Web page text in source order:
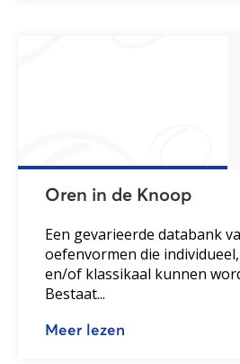
Oren in de Knoop
Een gevarieerde databank
oefenvormen die
en/of klassikaal kunnen
Bestaat...
Meer lezen